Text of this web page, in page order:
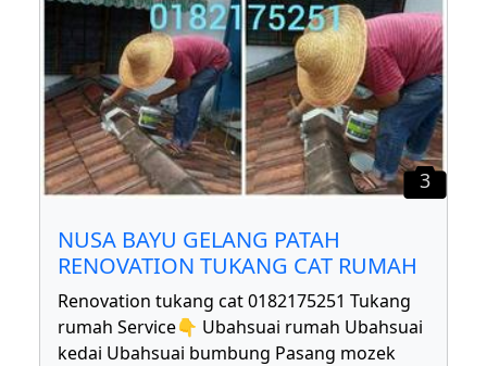
3
NUSA BAYU GELANG PATAH
RENOVATION TUKANG CAT RUMAH
Renovation tukang cat 0182175251 Tukang
rumah Service👇 Ubahsuai rumah Ubahsuai
kedai Ubahsuai bumbung Pasang mozek